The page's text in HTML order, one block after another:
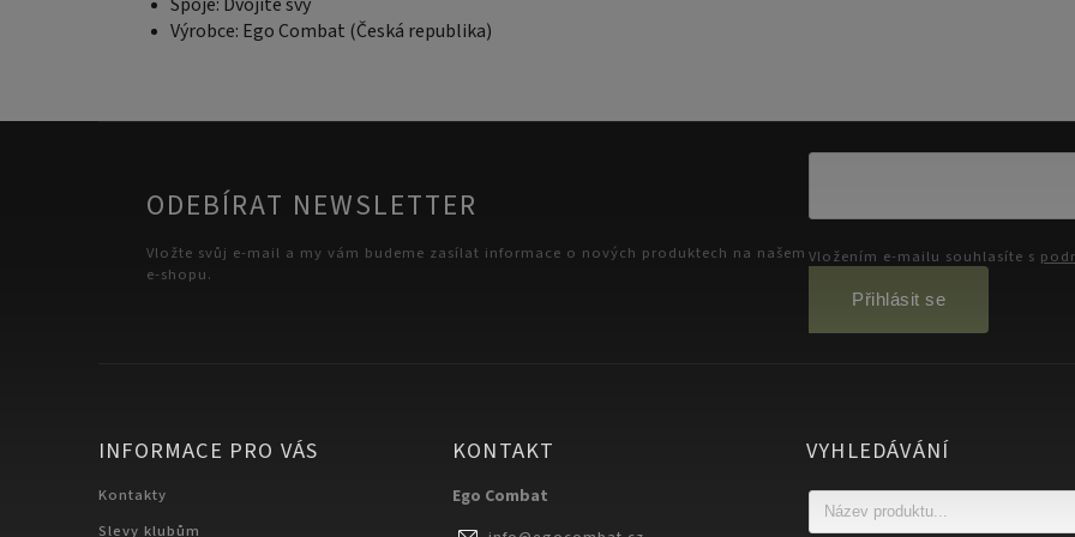
Výrobce: Ego Combat (Česká republika)
ODEBÍRAT NEWSLETTER
Vložte svůj e-mail a my vám budeme zasílat informace o nových produktech na našem
e-shopu.
Vložením e-mailu souhlasíte s
Přihlásit se
INFORMACE PRO VÁS
Kontakty
Slevy klubům
KONTAKT
Ego Combat
VYHLEDÁVÁNÍ